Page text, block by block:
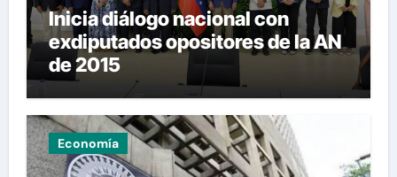
Inicia diálogo nacional con
exdiputados opositores de la AN
de 2015
Economía